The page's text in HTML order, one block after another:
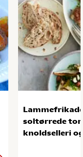
soltørrede
knoldselleri